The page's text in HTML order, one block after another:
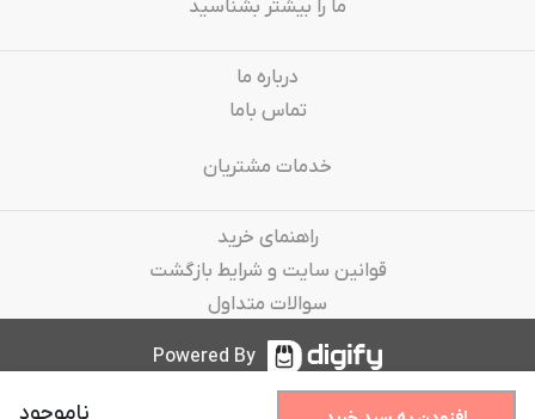
ناموجود
ما را بیشتر بشناسید
درباره‌ ما
تماس باما
خدمات مشتریان
راهنمای خرید
قوانین سایت و شرایط بازگشت
سوالات متداول
Powered By